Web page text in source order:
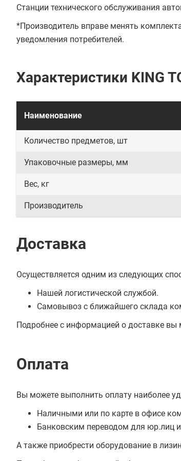
Станции технического обслуживания
*Производитель вправе менять
уведомления потребителей.
Характеристики KING
Наименование
Количество предметов, шт
Упаковочные размеры, мм
Вес, кг
Производитель
Доставка
Осуществляется одним из следующих
Нашей логистической службой.
Самовывоз с ближайшего склада
Подробнее с информацией о доставке вы
Оплата
Вы можете выполнить оплату наиболее
Наличными или по карте в офисе
Банковским переводом для юр.лиц
А также приобрести оборудование в